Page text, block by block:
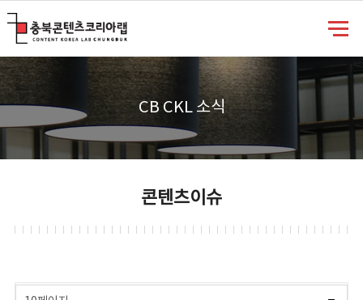
CB CKL 소식
콘텐츠이슈